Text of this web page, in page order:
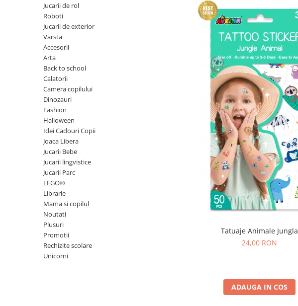
Jucarii dentitie
Jucarii Senzoriale
Teatru de papusi
Tempera și acuarele
Jucarii de rol
Roboti
Jucarii de exterior
Varsta
Accesorii
Arta
Back to school
Calatorii
Camera copilului
Dinozauri
Fashion
Halloween
Idei Cadouri Copii
Joaca Libera
Jucarii Bebe
Jucarii lingvistice
Jucarii Parc
LEGO®
Librarie
Mama si copilul
Noutati
Plusuri
Promotii
Rechizite scolare
Unicorni
Tatuaje Animale Jungla
24,00 RON
ADAUGA IN COS